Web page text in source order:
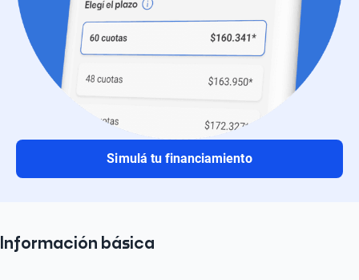
Simulá tu financiamiento
Información básica